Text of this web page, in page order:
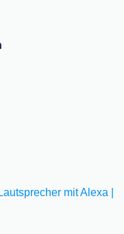
mit Alexa |